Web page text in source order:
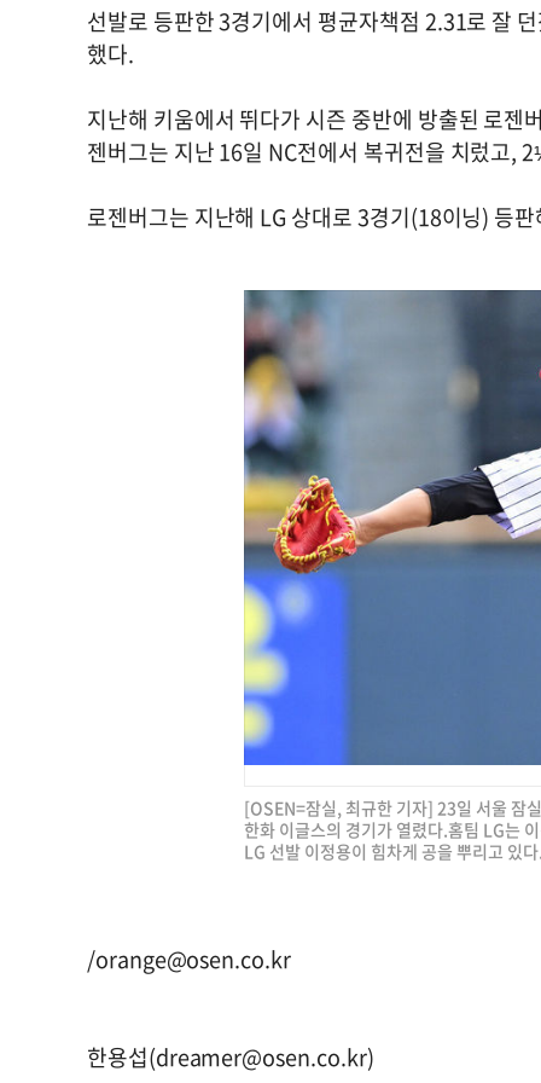
선발로 등판한 3경기에서 평균자책점 2.31로 잘
했다.
지난해 키움에서 뛰다가 시즌 중반에 방출된 로젠
젠버그는 지난 16일 NC전에서 복귀전을 치렀고,
로젠버그는 지난해 LG 상대로 3경기(18이닝) 등
[OSEN=잠실, 최규한 기자] 23일 서울 잠
한화 이글스의 경기가 열렸다.홈팀 LG는
LG 선발 이정용이 힘차게 공을 뿌리고 있
/orange@osen.co.kr
한용섭(dreamer@osen.co.kr)